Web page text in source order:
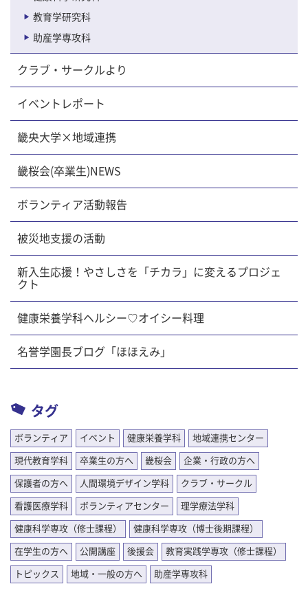
教育学研究科
助産学専攻科
クラブ・サークルより
イベントレポート
畿央大学×地域連携
畿桜会(卒業生)NEWS
ボランティア活動報告
被災地支援の活動
新入生応援！やさしさを「チカラ」に変えるプロジェ
クト
健康栄養学科ヘルシー♡オイシー料理
名誉学園長ブログ「ほほえみ」
タグ
ボランティア イベント 健康栄養学科 地域連携センター
現代教育学科 卒業生の方へ 畿桜会 企業・行政の方へ
保護者の方へ 人間環境デザイン学科 クラブ・サークル
看護医療学科 ボランティアセンター 理学療法学科
健康科学専攻（修士課程） 健康科学専攻（博士後期課程）
在学生の方へ 公開講座 後援会 教育実践学専攻（修士課程）
トピックス 地域・一般の方へ 助産学専攻科